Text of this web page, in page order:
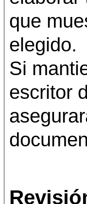
que
elegido.
Si
escritor